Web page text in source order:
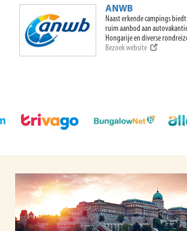
ANWB
Naast erkende campings biedt
ruim aanbod aan
Hongarije en diverse
Bezoek website